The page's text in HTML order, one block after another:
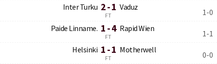
1-0
Inter Turku 2 - 1 Vaduz
FT
1-1
Paide Linname. 1 - 4 Rapid Wien
FT
0-0
Helsinki 1 - 1 Motherwell
FT